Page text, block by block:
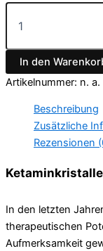
Ketaminkristalle
Menge
In den
Artikelnummer: n. a.
Beschreibung
Zusätzliche
Rezensionen
In den letzten
therapeutischen
Aufmerksamkeit